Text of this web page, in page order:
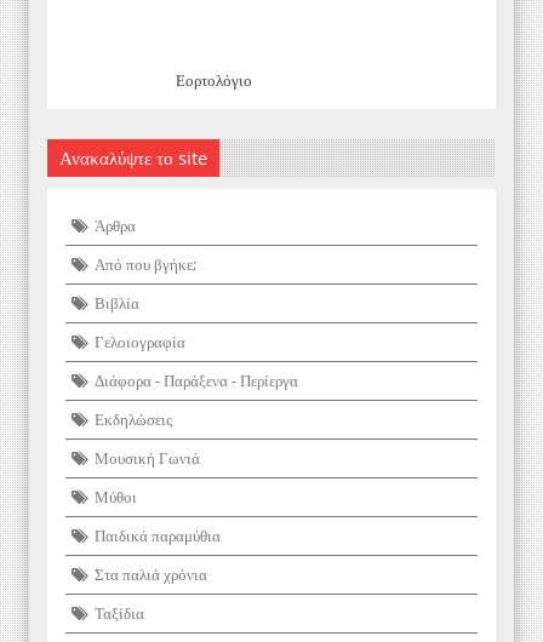
Εορτολόγιο
Ανακαλύψτε το site
Άρθρα
Από που βγήκε;
Βιβλία
Γελοιογραφία
Διάφορα - Παράξενα - Περίεργα
Εκδηλώσεις
Μουσική Γωνιά
Μύθοι
Παιδικά παραμύθια
Στα παλιά χρόνια
Ταξίδια